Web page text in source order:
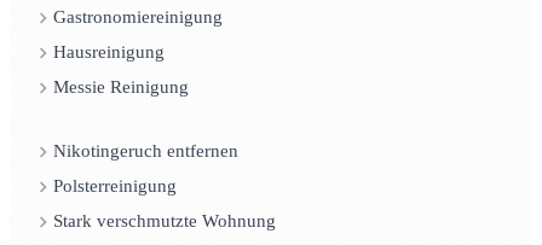
Gastronomiereinigung
Hausreinigung
Messie Reinigung
Nikotingeruch entfernen
Polsterreinigung
Stark verschmutzte Wohnung